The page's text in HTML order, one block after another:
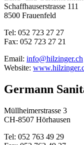
Schaffhauserstrasse 111
8500 Frauenfeld
Tel: 052 723 27 27
Fax: 052 723 27 21
Email: info@hilzinger.ch
Website:
Germann
Müllheimerstrasse 3
CH-8507 Hörhausen
Tel: 052 763 49 29